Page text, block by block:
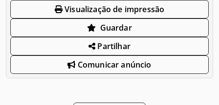
Visualização de impressão
Guardar
Partilhar
Comunicar anúncio